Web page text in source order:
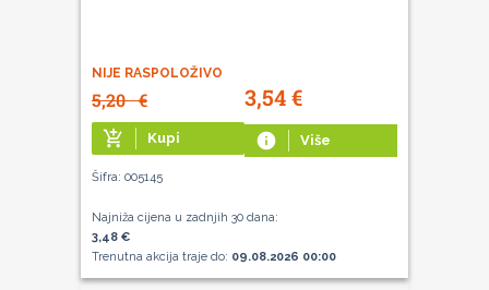
NIJE RASPOLOŽIVO
5,20€ 3,54€
add_shopping_cart Kupi info Više
Šifra: 005145
Najniža cijena u zadnjih 30 dana:
3,48 €
Trenutna akcija traje do: 09.08.2026 00:00